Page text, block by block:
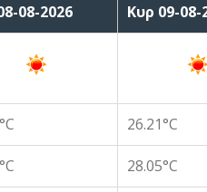
08-2026 Κυρ 09-08-
26.21°C
28.05°C